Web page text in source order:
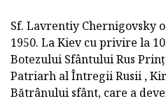
Sf. Lavrentiy Chernigovsky
1950. La Kiev cu privire la
Botezului Sfântului Rus
Patriarh al Întregii Rusii ,
Bătrânului sfânt, care a